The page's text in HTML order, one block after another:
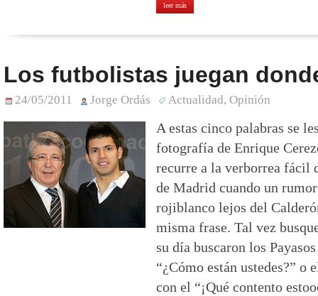
leer más
Los futbolistas juegan
24/05/2011 Jorge Ordás Actualidad, Opinión
A estas cinco palabras se
fotografía de Enrique
recurre a la verborrea fácil
de Madrid cuando un
rojiblanco lejos del
misma frase. Tal vez
su día buscaron los
“¿Cómo están ustedes?”
con el “¡Qué contento